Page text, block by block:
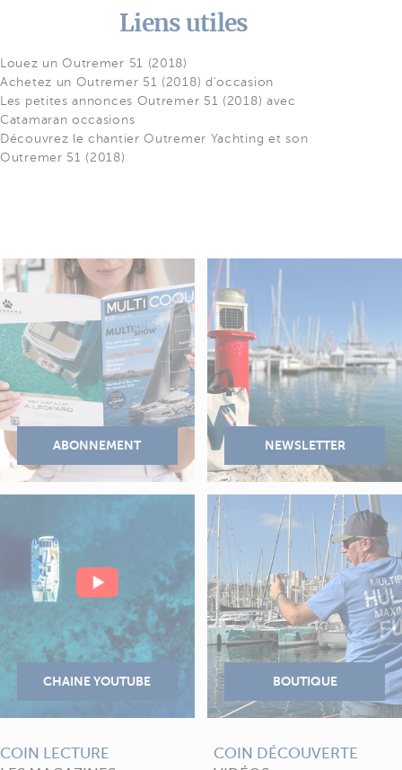
Liens utiles
Louez un Outremer 51 (2018)
Achetez un Outremer 51 (2018) d'occasion
Les petites annonces Outremer 51 (2018) avec
Catamaran occasions
Découvrez le chantier Outremer Yachting et son
Outremer 51 (2018)
COIN LECTURE
COIN DÉCOUVERTE